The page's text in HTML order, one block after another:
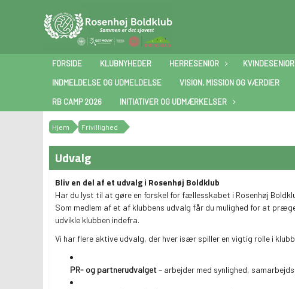
FORSIDE KLUBNYHEDER HERRESENIOR KVINDESENIOR
INDMELDELSE OG UDMELDELSE
VISION, MISSION OG VÆRDIER
RB CAMP 2026
INITIATIVER OG UDMÆRKELSER
Hjem Frivillighed
Udvalg
Bliv en del af et udvalg i Rosenhøj Boldklub
Har du lyst til at gøre en forskel for fællesskabet i Rosenhøj
Som medlem af et af klubbens udvalg får du mulighed for at
udvikle klubben indefra.
Vi har flere aktive udvalg, der hver især spiller en vigtig rolle i
PR- og partnerudvalget– arbejder med synlighed,